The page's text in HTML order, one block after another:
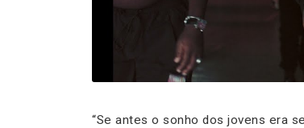
“Se antes o sonho dos jovens era